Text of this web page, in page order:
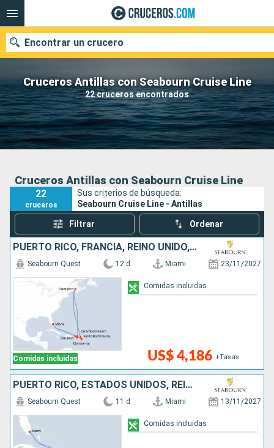
Cruceros Antillas con Seabourn Cruise Line
22 cruceros encontrados
Encontrar un crucero
Nuestros destinos
Fecha de salida
Buscar
Cruceros Antillas con Seabourn Cruise Line
22
cruceros
Sus criterios de búsqueda:
Seabourn Cruise Line - Antillas
Filtrar Ordenar
PUERTO RICO, FRANCIA, REINO UNIDO, CANADÁ, ESTADOS UNIDOS
Comidas incluidas
Seabourn Quest 12 d Miami 23/11/2027
US$ 4,186 +Tasas
Comidas incluidas
PUERTO RICO, ESTADOS UNIDOS, REINO UNIDO, FRANCIA
Seabourn Quest 11 d Miami 13/11/2027
Comidas incluidas